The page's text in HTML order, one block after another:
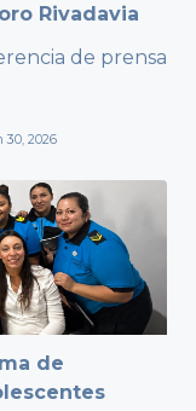
Rivadavia
de prensa
30, 2026
de